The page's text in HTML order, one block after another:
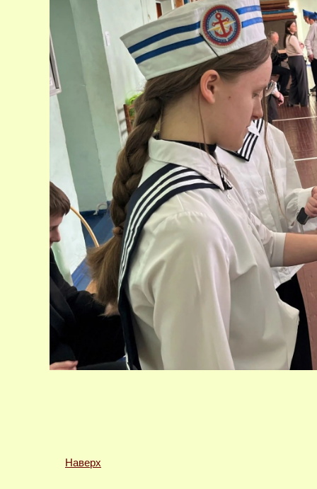
Наверх